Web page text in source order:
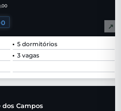
↗
5 dormitórios
3 vagas
dos Campos